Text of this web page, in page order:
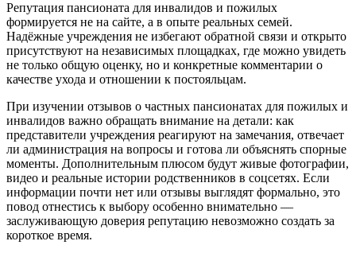
Репутация пансионата для инвалидов и пожилых
формируется не на сайте, а в опыте реальных семей.
Надёжные учреждения не избегают обратной связи и открыто
присутствуют на независимых площадках, где можно увидеть
не только общую оценку, но и конкретные комментарии о
качестве ухода и отношении к постояльцам.
При изучении отзывов о частных пансионатах для пожилых и
инвалидов важно обращать внимание на детали: как
представители учреждения реагируют на замечания, отвечает
ли администрация на вопросы и готова ли объяснять спорные
моменты. Дополнительным плюсом будут живые фотографии,
видео и реальные истории родственников в соцсетях. Если
информации почти нет или отзывы выглядят формально, это
повод отнестись к выбору особенно внимательно —
заслуживающую доверия репутацию невозможно создать за
короткое время.